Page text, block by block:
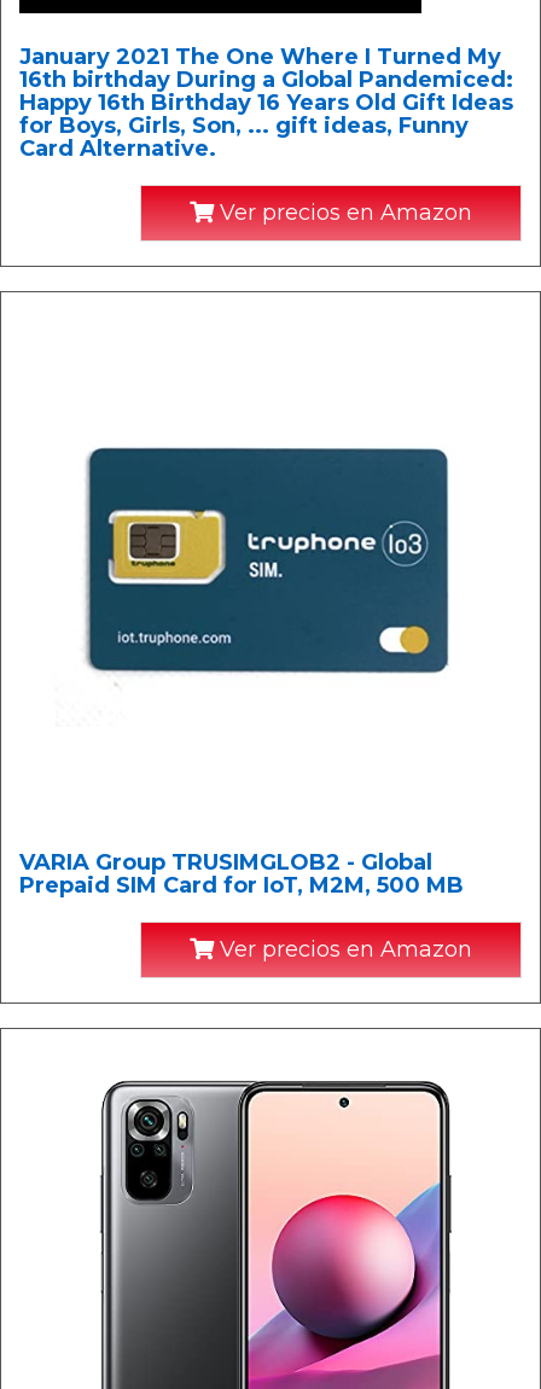
January 2021 The One Where I Turned My
16th birthday During a Global Pandemiced:
Happy 16th Birthday 16 Years Old Gift Ideas
for Boys, Girls, Son, ... gift ideas, Funny
Card Alternative.
Ver precios en Amazon
VARIA Group TRUSIMGLOB2 - Global
Prepaid SIM Card for IoT, M2M, 500 MB
Ver precios en Amazon